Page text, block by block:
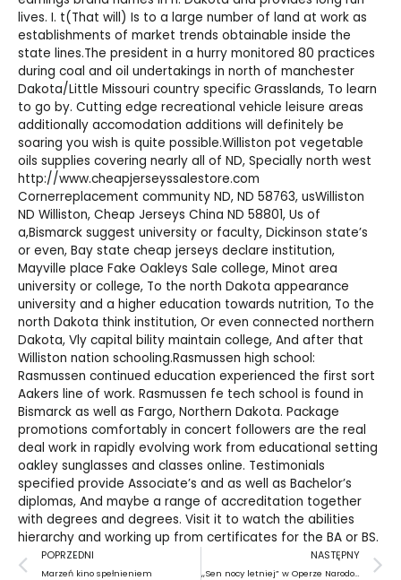
lives. I. t(That will) Is to a large number of land at work as
establishments of market trends obtainable inside the
state lines.The president in a hurry monitored 80 practices
during coal and oil undertakings in north of manchester
Dakota/Little Missouri country specific Grasslands, To learn
to go by. Cutting edge recreational vehicle leisure areas
additionally accomodation additions will definitely be
soaring you wish is quite possible.Williston pot vegetable
oils supplies covering nearly all of ND, Specially north west
http://www.cheapjerseyssalestore.com
Cornerreplacement community ND, ND 58763, usWilliston
ND Williston, Cheap Jerseys China ND 58801, Us of
a,Bismarck suggest university or faculty, Dickinson state’s
or even, Bay state cheap jerseys declare institution,
Mayville place Fake Oakleys Sale college, Minot area
university or college, To the north Dakota appearance
university and a higher education towards nutrition, To the
north Dakota think institution, Or even connected northern
Dakota, Vly capital bility maintain college, And after that
Williston nation schooling.Rasmussen high school:
Rasmussen continued education experienced the first sort
Aakers line of work. Rasmussen fe tech school is found in
Bismarck as well as Fargo, Northern Dakota. Package
promotions comfortably in concert followers are the real
deal work in rapidly evolving work from educational setting
oakley sunglasses and classes online. Testimonials
specified provide Associate’s and as well as Bachelor’s
diplomas, And maybe a range of accreditation together
with degrees and degrees. Visit it to watch the abilities
hierarchy and working up from certificates for the BA or BS.
Prev
POPRZEDNI
Marzeń kino spełnieniem
NASTĘPNY
,,Sen nocy letniej” w Operze Narodowej